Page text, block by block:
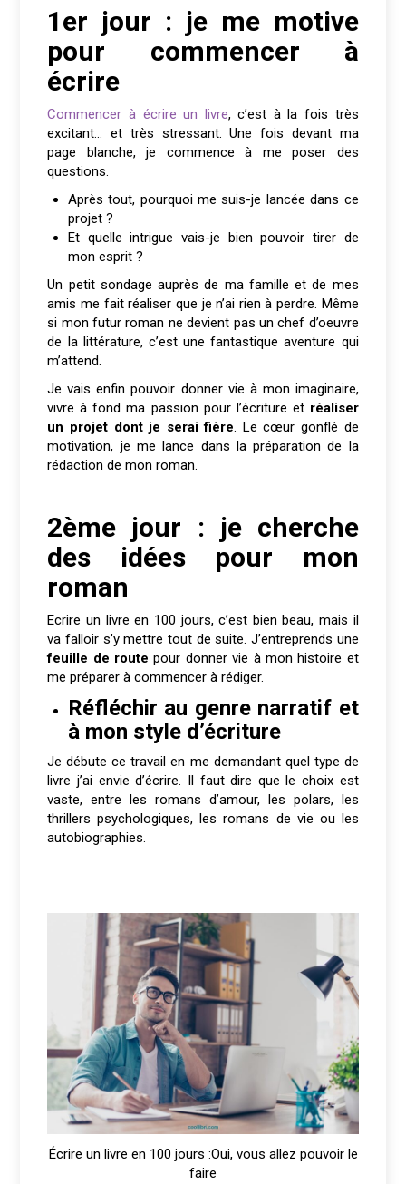
1er jour : je me motive
pour commencer à
écrire
Commencer à écrire un livre, c’est à la fois très
excitant… et très stressant. Une fois devant ma
page blanche, je commence à me poser des
questions.
Après tout, pourquoi me suis-je lancée dans ce
projet ?
Et quelle intrigue vais-je bien pouvoir tirer de
mon esprit ?
Un petit sondage auprès de ma famille et de mes
amis me fait réaliser que je n’ai rien à perdre. Même
si mon futur roman ne devient pas un chef d’oeuvre
de la littérature, c’est une fantastique aventure qui
m’attend.
Je vais enfin pouvoir donner vie à mon imaginaire,
vivre à fond ma passion pour l’écriture et réaliser
un projet dont je serai fière . Le cœur gonflé de
motivation, je me lance dans la préparation de la
rédaction de mon roman.
2ème jour : je cherche
des idées pour mon
roman
Ecrire un livre en 100 jours, c’est bien beau, mais il
va falloir s’y mettre tout de suite. J’entreprends une
feuille de route pour donner vie à mon histoire et
me préparer à commencer à rédiger.
Réfléchir au genre narratif et
à mon style d’écriture
Je débute ce travail en me demandant quel type de
livre j’ai envie d’écrire. Il faut dire que le choix est
vaste, entre les romans d’amour, les polars, les
thrillers psychologiques, les romans de vie ou les
autobiographies.
Écrire un livre en 100 jours :Oui, vous allez pouvoir le
faire